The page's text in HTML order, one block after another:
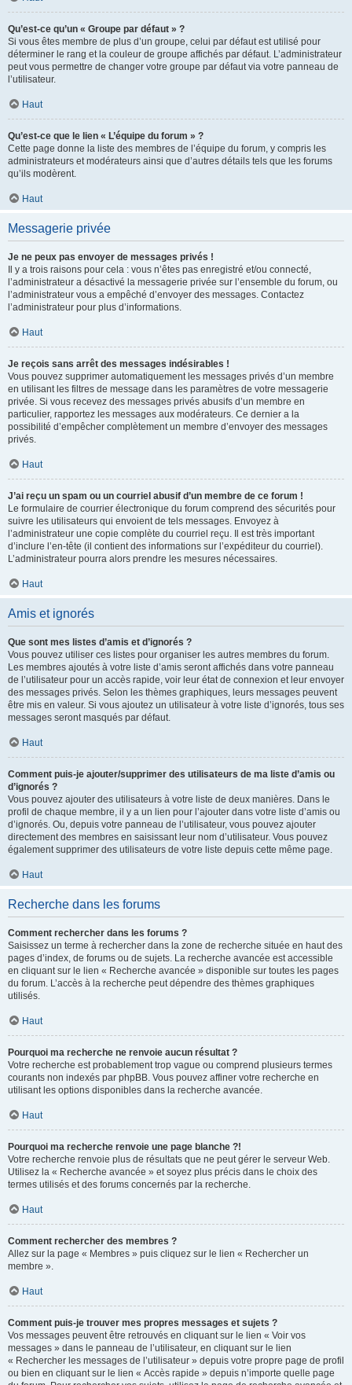
Qu’est-ce qu’un « Groupe par défaut » ?
Si vous êtes membre de plus d’un groupe, celui par défaut est utilisé pour
déterminer le rang et la couleur de groupe affichés par défaut. L’administrateur
peut vous permettre de changer votre groupe par défaut via votre panneau de
l’utilisateur.
Haut
Qu’est-ce que le lien « L’équipe du forum » ?
Cette page donne la liste des membres de l’équipe du forum, y compris les
administrateurs et modérateurs ainsi que d’autres détails tels que les forums
qu’ils modèrent.
Haut
Messagerie privée
Je ne peux pas envoyer de messages privés !
Il y a trois raisons pour cela : vous n’êtes pas enregistré et/ou connecté,
l’administrateur a désactivé la messagerie privée sur l’ensemble du forum, ou
l’administrateur vous a empêché d’envoyer des messages. Contactez
l’administrateur pour plus d’informations.
Haut
Je reçois sans arrêt des messages indésirables !
Vous pouvez supprimer automatiquement les messages privés d’un membre
en utilisant les filtres de message dans les paramètres de votre messagerie
privée. Si vous recevez des messages privés abusifs d’un membre en
particulier, rapportez les messages aux modérateurs. Ce dernier a la
possibilité d’empêcher complètement un membre d’envoyer des messages
privés.
Haut
J’ai reçu un spam ou un courriel abusif d’un membre de ce forum !
Le formulaire de courrier électronique du forum comprend des sécurités pour
suivre les utilisateurs qui envoient de tels messages. Envoyez à
l’administrateur une copie complète du courriel reçu. Il est très important
d’inclure l’en-tête (il contient des informations sur l’expéditeur du courriel).
L’administrateur pourra alors prendre les mesures nécessaires.
Haut
Amis et ignorés
Que sont mes listes d’amis et d’ignorés ?
Vous pouvez utiliser ces listes pour organiser les autres membres du forum.
Les membres ajoutés à votre liste d’amis seront affichés dans votre panneau
de l’utilisateur pour un accès rapide, voir leur état de connexion et leur envoyer
des messages privés. Selon les thèmes graphiques, leurs messages peuvent
être mis en valeur. Si vous ajoutez un utilisateur à votre liste d’ignorés, tous ses
messages seront masqués par défaut.
Haut
Comment puis-je ajouter/supprimer des utilisateurs de ma liste d’amis ou
d’ignorés ?
Vous pouvez ajouter des utilisateurs à votre liste de deux manières. Dans le
profil de chaque membre, il y a un lien pour l’ajouter dans votre liste d’amis ou
d’ignorés. Ou, depuis votre panneau de l’utilisateur, vous pouvez ajouter
directement des membres en saisissant leur nom d’utilisateur. Vous pouvez
également supprimer des utilisateurs de votre liste depuis cette même page.
Haut
Recherche dans les forums
Comment rechercher dans les forums ?
Saisissez un terme à rechercher dans la zone de recherche située en haut des
pages d’index, de forums ou de sujets. La recherche avancée est accessible
en cliquant sur le lien « Recherche avancée » disponible sur toutes les pages
du forum. L’accès à la recherche peut dépendre des thèmes graphiques
utilisés.
Haut
Pourquoi ma recherche ne renvoie aucun résultat ?
Votre recherche est probablement trop vague ou comprend plusieurs termes
courants non indexés par phpBB. Vous pouvez affiner votre recherche en
utilisant les options disponibles dans la recherche avancée.
Haut
Pourquoi ma recherche renvoie une page blanche ?!
Votre recherche renvoie plus de résultats que ne peut gérer le serveur Web.
Utilisez la « Recherche avancée » et soyez plus précis dans le choix des
termes utilisés et des forums concernés par la recherche.
Haut
Comment rechercher des membres ?
Allez sur la page « Membres » puis cliquez sur le lien « Rechercher un
membre ».
Haut
Comment puis-je trouver mes propres messages et sujets ?
Vos messages peuvent être retrouvés en cliquant sur le lien « Voir vos
messages » dans le panneau de l’utilisateur, en cliquant sur le lien
« Rechercher les messages de l’utilisateur » depuis votre propre page de profil
ou bien en cliquant sur le lien « Accès rapide » depuis n’importe quelle page